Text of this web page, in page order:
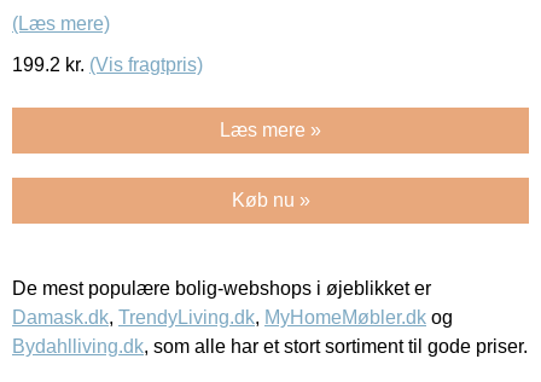
(Læs mere)
199.2 kr. (Vis fragtpris)
Læs mere »
Køb nu »
De mest populære bolig-webshops i øjeblikket er
Damask.dk, TrendyLiving.dk, MyHomeMøbler.dk og
Bydahlliving.dk, som alle har et stort sortiment til gode priser.